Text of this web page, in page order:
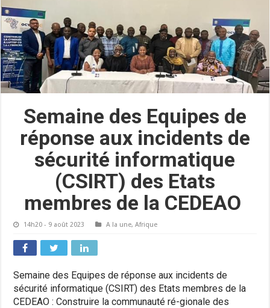
Semaine des Equipes de
réponse aux incidents de
sécurité informatique
(CSIRT) des Etats
membres de la CEDEAO
14h20 - 9 août 2023 A la une,Afrique
Semaine des Equipes de réponse aux incidents de
sécurité informatique (CSIRT) des Etats membres de la
CEDEAO : Construire la communauté ré-gionale des